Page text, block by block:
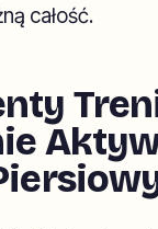
całość.